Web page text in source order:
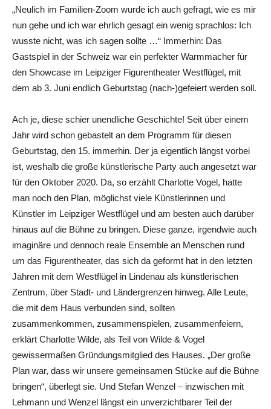
„Neulich im Familien-Zoom wurde ich auch gefragt, wie es mir
nun gehe und ich war ehrlich gesagt ein wenig sprachlos: Ich
wusste nicht, was ich sagen sollte …“ Immerhin: Das
Gastspiel in der Schweiz war ein perfekter Warmmacher für
den Showcase im Leipziger Figurentheater Westflügel, mit
dem ab 3. Juni endlich Geburtstag (nach-)gefeiert werden soll.
Ach je, diese schier unendliche Geschichte! Seit über einem
Jahr wird schon gebastelt an dem Programm für diesen
Geburtstag, den 15. immerhin. Der ja eigentlich längst vorbei
ist, weshalb die große künstlerische Party auch angesetzt war
für den Oktober 2020. Da, so erzählt Charlotte Vogel, hatte
man noch den Plan, möglichst viele Künstlerinnen und
Künstler im Leipziger Westflügel und am besten auch darüber
hinaus auf die Bühne zu bringen. Diese ganze, irgendwie auch
imaginäre und dennoch reale Ensemble an Menschen rund
um das Figurentheater, das sich da geformt hat in den letzten
Jahren mit dem Westflügel in Lindenau als künstlerischen
Zentrum, über Stadt- und Ländergrenzen hinweg. Alle Leute,
die mit dem Haus verbunden sind, sollten
zusammenkommen, zusammenspielen, zusammenfeiern,
erklärt Charlotte Wilde, als Teil von Wilde & Vogel
gewissermaßen Gründungsmitglied des Hauses. „Der große
Plan war, dass wir unsere gemeinsamen Stücke auf die Bühne
bringen“, überlegt sie. Und Stefan Wenzel – inzwischen mit
Lehmann und Wenzel längst ein unverzichtbarer Teil der